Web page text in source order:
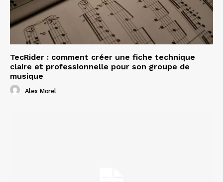
TecRider : comment créer une fiche technique
claire et professionnelle pour son groupe de
musique
Alex Morel